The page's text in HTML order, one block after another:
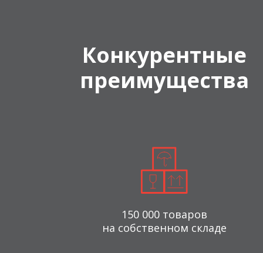
Конкурентные
преимущества
150 000 товаров
на собственном складе